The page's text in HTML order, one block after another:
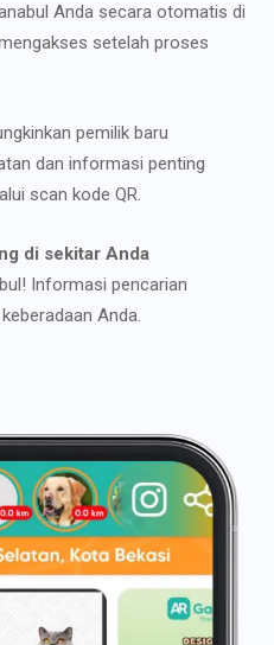
Anda secara otomatis di
setelah proses
pemilik baru
dan informasi penting
scan kode QR.
di sekitar Anda
Informasi pencarian
Anda.